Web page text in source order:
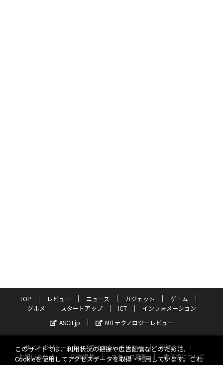
TOP レビュー ニュース ガジェット
ゲーム
グルメ
スタートアップ ICT
インフォメーション
ASCII.jp
MITテクノロジーレビュー
サイトポリシー プライバシーポリシー
運営会社
お問い合わせ
広告掲載 スタッフ募集 電子版について
このサイトでは、利用状況の把握や広告配信などのために、
Cookieを使用してアクセスデータを取得・利用しています。これ